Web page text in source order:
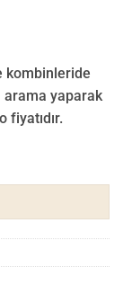
kombinleride
arama yaparak